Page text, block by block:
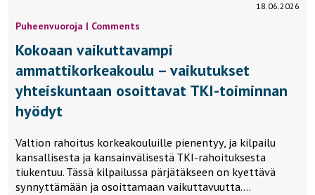
18.06.2026
Puheenvuoroja | Comments
Kokoaan vaikuttavampi
ammattikorkeakoulu – vaikutukset
yhteiskuntaan osoittavat TKI-toiminnan
hyödyt
Valtion rahoitus korkeakouluille pienentyy, ja kilpailu
kansallisesta ja kansainvälisestä TKI-rahoituksesta
tiukentuu. Tässä kilpailussa pärjätäkseen on kyettävä
synnyttämään ja osoittamaan vaikuttavuutta….